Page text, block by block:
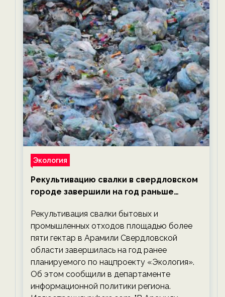
Экология
Рекультивацию свалки в свердловском
городе завершили на год раньше
экологии на ECOportal
Рекультивация свалки бытовых и
промышленных отходов площадью более
пяти гектар в Арамили Свердловской
области завершилась на год ранее
планируемого по нацпроекту «Экология».
Об этом сообщили в департаменте
информационной политики региона.